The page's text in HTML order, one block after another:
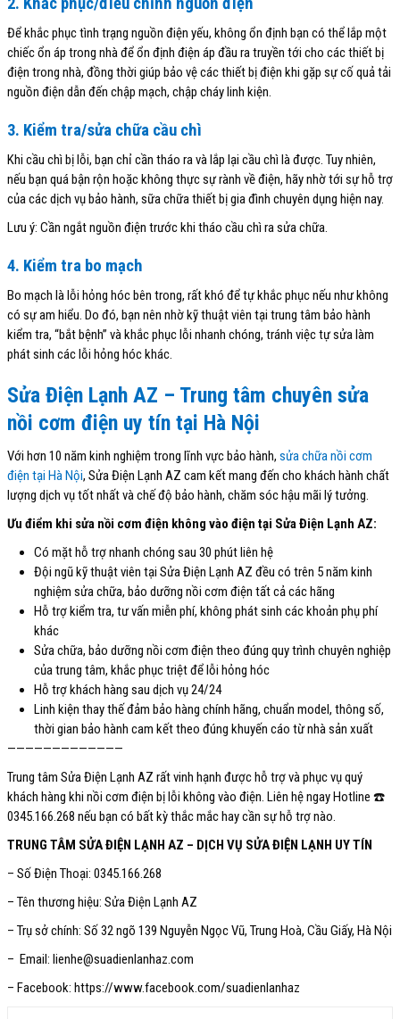
Để khắc phục tình trạng nguồn điện yếu, không ổn định bạn có thể lắp một
chiếc ổn áp trong nhà để ổn định điện áp đầu ra truyền tới cho các thiết bị
điện trong nhà, đồng thời giúp bảo vệ các thiết bị điện khi gặp sự cố quả tải
nguồn điện dẫn đến chập mạch, chập cháy linh kiện.
3. Kiểm tra/sửa chữa cầu chì
Khi cầu chì bị lỗi, bạn chỉ cần tháo ra và lắp lại cầu chì là được. Tuy nhiên,
nếu bạn quá bận rộn hoặc không thực sự rành về điện, hãy nhờ tới sự hỗ trợ
của các dịch vụ bảo hành, sữa chữa thiết bị gia đình chuyên dụng hiện nay.
Lưu ý: Cần ngắt nguồn điện trước khi tháo cầu chì ra sửa chữa.
4. Kiểm tra bo mạch
Bo mạch là lỗi hỏng hóc bên trong, rất khó để tự khắc phục nếu như không
có sự am hiểu. Do đó, bạn nên nhờ kỹ thuật viên tại trung tâm bảo hành
kiểm tra, “bắt bệnh” và khắc phục lỗi nhanh chóng, tránh việc tự sửa làm
phát sinh các lỗi hỏng hóc khác.
Sửa Điện Lạnh AZ – Trung tâm chuyên sửa
nồi cơm điện uy tín tại Hà Nội
Với hơn 10 năm kinh nghiệm trong lĩnh vực bảo hành, sửa chữa nồi cơm
điện tại Hà Nội, Sửa Điện Lạnh AZ cam kết mang đến cho khách hành chất
lượng dịch vụ tốt nhất và chế độ bảo hành, chăm sóc hậu mãi lý tưởng.
Ưu điểm khi sửa nồi cơm điện không vào điện tại Sửa Điện Lạnh AZ:
Có mặt hỗ trợ nhanh chóng sau 30 phút liên hệ
Đội ngũ kỹ thuật viên tại Sửa Điện Lạnh AZ đều có trên 5 năm kinh
nghiệm sửa chữa, bảo dưỡng nồi cơm điện tất cả các hãng
Hỗ trợ kiểm tra, tư vấn miễn phí, không phát sinh các khoản phụ phí
khác
Sửa chữa, bảo dưỡng nồi cơm điện theo đúng quy trình chuyên nghiệp
của trung tâm, khắc phục triệt để lỗi hỏng hóc
Hỗ trợ khách hàng sau dịch vụ 24/24
Linh kiện thay thế đảm bảo hàng chính hãng, chuẩn model, thông số,
thời gian bảo hành cam kết theo đúng khuyến cáo từ nhà sản xuất
—————————————
Trung tâm Sửa Điện Lạnh AZ rất vinh hạnh được hỗ trợ và phục vụ quý
khách hàng khi nồi cơm điện bị lỗi không vào điện. Liên hệ ngay Hotline ☎️
0345.166.268 nếu bạn có bất kỳ thắc mắc hay cần sự hỗ trợ nào.
TRUNG TÂM SỬA ĐIỆN LẠNH AZ – DỊCH VỤ SỬA ĐIỆN LẠNH UY TÍN
– Số Điện Thoại: 0345.166.268
– Tên thương hiệu: Sửa Điện Lạnh AZ
– Trụ sở chính: Số 32 ngõ 139 Nguyễn Ngọc Vũ, Trung Hoà, Cầu Giấy, Hà Nội
– Email: lienhe@suadienlanhaz.com
– Facebook: https://www.facebook.com/suadienlanhaz